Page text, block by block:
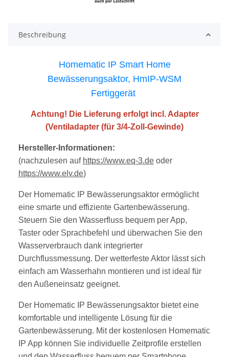
Beschreibung
Homematic IP Smart Home
Bewässerungsaktor, HmIP-WSM
Fertiggerät
Achtung! Die Lieferung erfolgt incl. Adapter
(Ventiladapter (für 3/4-Zoll-Gewinde)
Hersteller-Informationen:
(nachzulesen auf https://www.eq-3.de oder
https://www.elv.de)
Der Homematic IP Bewässerungsaktor ermöglicht
eine smarte und effiziente Gartenbewässerung.
Steuern Sie den Wasserfluss bequem per App,
Taster oder Sprachbefehl und überwachen Sie den
Wasserverbrauch dank integrierter
Durchflussmessung. Der wetterfeste Aktor lässt sich
einfach am Wasserhahn montieren und ist ideal für
den Außeneinsatz geeignet.
Der Homematic IP Bewässerungsaktor bietet eine
komfortable und intelligente Lösung für die
Gartenbewässerung. Mit der kostenlosen Homematic
IP App können Sie individuelle Zeitprofile erstellen